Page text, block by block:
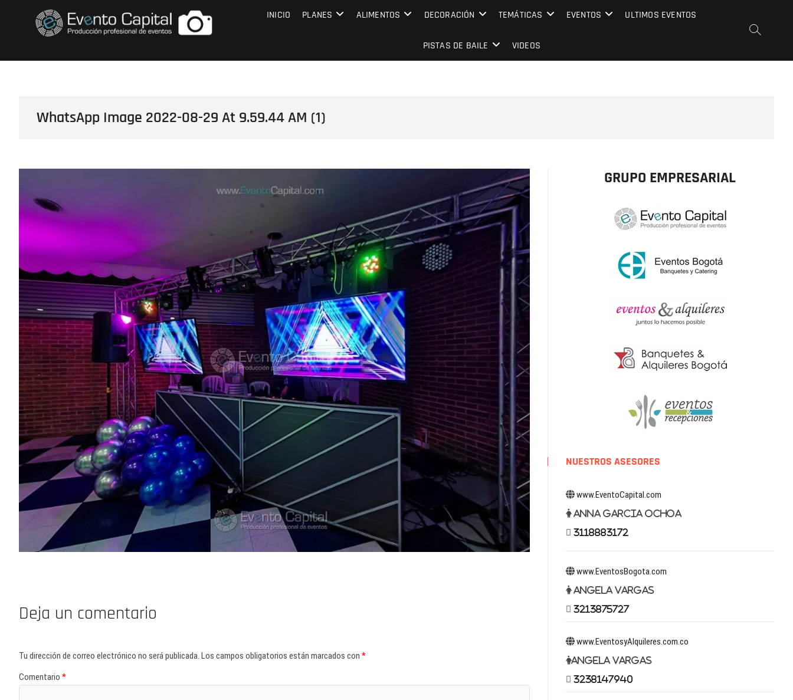
FOTOS GRUPO EMPRESARIAL EVENTO CAPITAL
INICIO PLANES ALIMENTOS DECORACIÓN TEMÁTICAS EVENTOS ULTIMOS EVENTOS
PISTAS DE BAILE VIDEOS
WhatsApp Image 2022-08-29 At 9.59.44 AM (1)
Deja un comentario
Tu dirección de correo electrónico no será publicada. Los campos obligatorios están marcados con *
Comentario *
GRUPO EMPRESARIAL
NUESTROS ASESORES
www.EventoCapital.com
Anna Garcia Ochoa
3118883172
www.EventosBogota.com
Angela Vargas
3213875727
www.EventosyAlquileres.com.co
Angela Vargas
3238147940